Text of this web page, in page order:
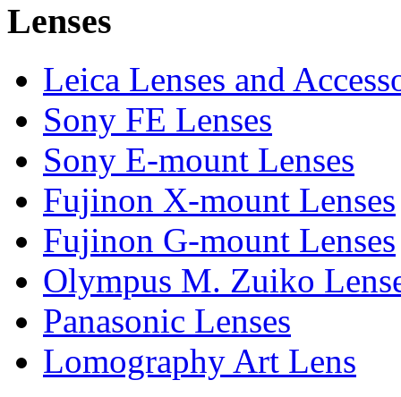
Lenses
Leica Lenses and
Sony FE Lenses
Sony E-mount Lenses
Fujinon X-mount Lenses
Fujinon G-mount Lenses
Olympus M. Zuiko
Panasonic Lenses
Lomography Art Lens